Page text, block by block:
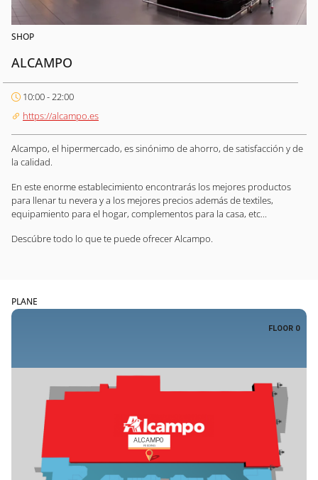
SHOP
ALCAMPO
10:00 - 22:00
https://alcampo.es
Alcampo, el hipermercado, es sinónimo de ahorro, de satisfacción y de
la calidad.
En este enorme establecimiento encontrarás los mejores productos
para llenar tu nevera y a los mejores precios además de textiles,
equipamiento para el hogar, complementos para la casa, etc...
Descúbre todo lo que te puede ofrecer Alcampo.
PLANE